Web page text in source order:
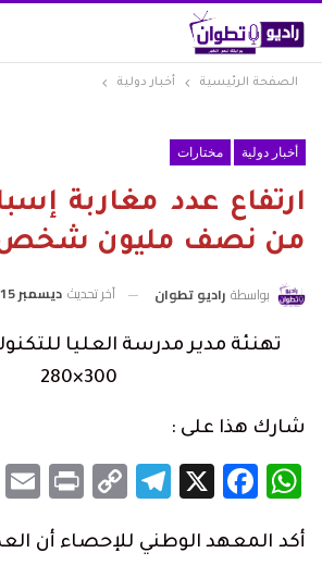
الصفحة الرئيسية أخبار دولية
أخبار دولية مختارات
ارتفاع عدد مغاربة
من نصف مليون
بواسطة راديو تطوان آخر تحديث ديسمبر 15, 2018
شارك هذا على :
WhatsApp
Facebook
X
Telegram
Copy
أكد المعهد الوطني للإحصاء أن